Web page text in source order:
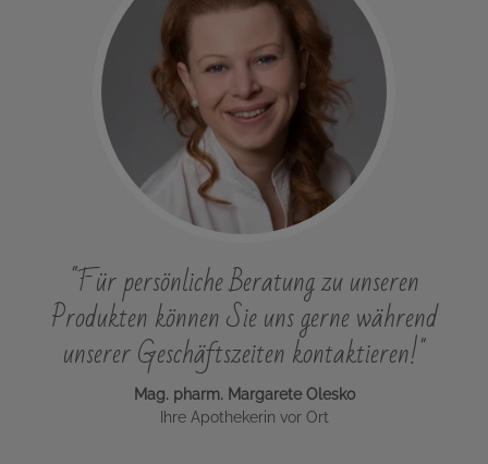
"Für persönliche Beratung zu unseren
Produkten können Sie uns gerne während
unserer Geschäftszeiten kontaktieren!"
Mag. pharm. Margarete Olesko
Ihre Apothekerin vor Ort